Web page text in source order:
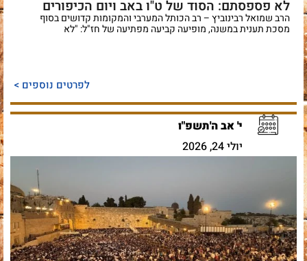
לא פספסתם: הסוד של ט"ו באב ויום הכיפורים
הרב שמואל רבינוביץ – רב הכותל המערבי והמקומות קדושים בסוף
מסכת תענית במשנה, מופיעה קביעה מפתיעה של חז"ל: "לא
לפרטים נוספים >
י' אב ה'תשפ"ו
יולי 24, 2026